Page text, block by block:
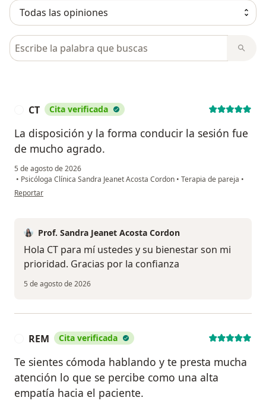
Busca en opiniones
CT Cita verificada
La disposición y la forma conducir la sesión fue
de mucho agrado.
5 de agosto de 2026
• Psicóloga Clínica Sandra Jeanet Acosta Cordon • Terapia de pareja •
en opinión del usuario CT
Reportar
Prof. Sandra Jeanet Acosta Cordon
Hola CT para mí ustedes y su bienestar son mi
prioridad. Gracias por la confianza
5 de agosto de 2026
REM Cita verificada
Te sientes cómoda hablando y te presta mucha
atención lo que se percibe como una alta
empatía hacia el paciente.